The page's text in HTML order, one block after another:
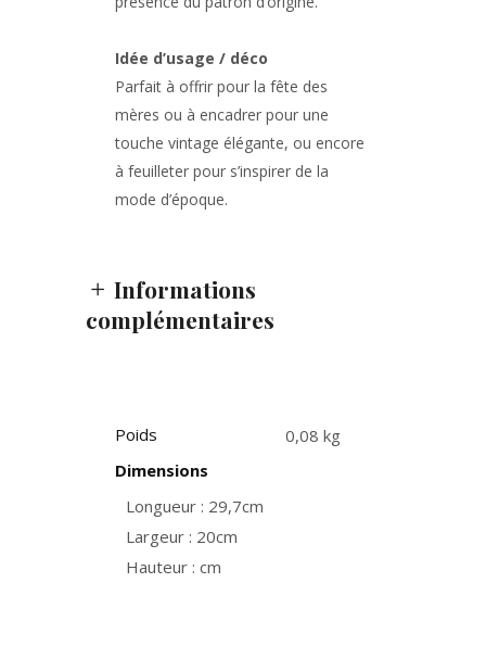
Idée d’usage / déco
Parfait à offrir pour la fête des
mères ou à encadrer pour une
touche vintage élégante, ou encore
à feuilleter pour s’inspirer de la
mode d’époque.
Informations
complémentaires
Poids
0,08 kg
Dimensions
Longueur : 29,7cm
Largeur : 20cm
Hauteur : cm